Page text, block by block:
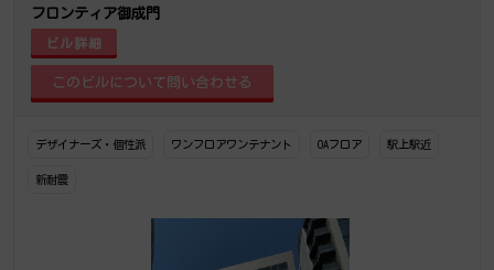
フロンティア御成門
ビル詳細
デザイナーズ・個性派 ワンフロアワンテナント OAフロア 駅上駅近
新耐震